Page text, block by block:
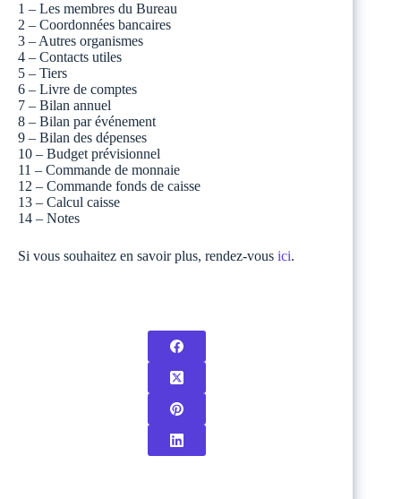
1 – Les membres du Bureau
2 – Coordonnées bancaires
3 – Autres organismes
4 – Contacts utiles
5 – Tiers
6 – Livre de comptes
7 – Bilan annuel
8 – Bilan par événement
9 – Bilan des dépenses
10 – Budget prévisionnel
11 – Commande de monnaie
12 – Commande fonds de caisse
13 – Calcul caisse
14 – Notes
Si vous souhaitez en savoir plus, rendez-vous ici.